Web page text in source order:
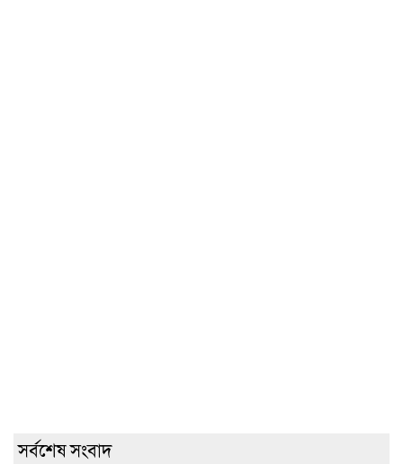
সর্বশেষ সংবাদ